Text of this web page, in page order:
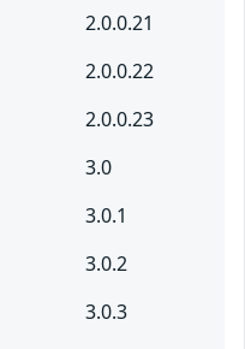
2.0.0.21
2.0.0.22
2.0.0.23
3.0
3.0.1
3.0.2
3.0.3